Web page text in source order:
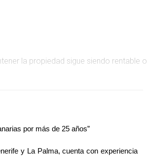
la propiedad sigue siendo rentable o
con éxito. Sin embargo, con la
perdiera más valor. Logró vender a
por más de 25 años”
y La Palma, cuenta con experiencia